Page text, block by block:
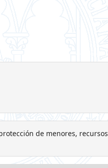
de menores, recursos